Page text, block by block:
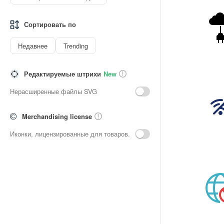
Сортировать по
Недавнее Trending
Редактируемые штрихи New
Нерасширенные файлы SVG
Merchandising license
Иконки, лицензированные для товаров.